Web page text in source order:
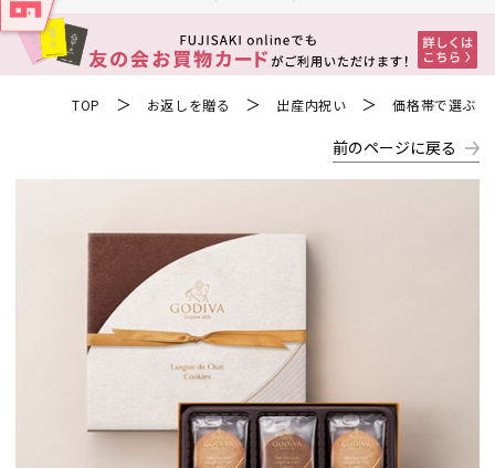
TOP ＞ お返しを贈る ＞ 出産内祝い ＞ 価格帯で選ぶ
前のページに戻る